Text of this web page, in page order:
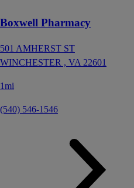
Boxwell Pharmacy
501 AMHERST ST
WINCHESTER , VA 22601
1mi
(540) 546-1546